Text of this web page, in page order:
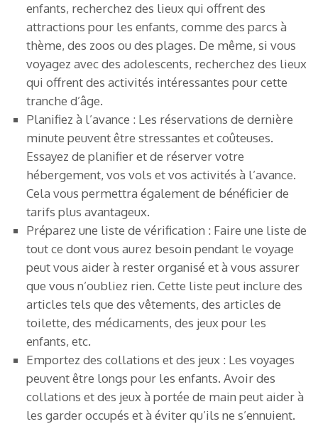
enfants, recherchez des lieux qui offrent des
attractions pour les enfants, comme des parcs à
thème, des zoos ou des plages. De même, si vous
voyagez avec des adolescents, recherchez des lieux
qui offrent des activités intéressantes pour cette
tranche d’âge.
Planifiez à l’avance : Les réservations de dernière
minute peuvent être stressantes et coûteuses.
Essayez de planifier et de réserver votre
hébergement, vos vols et vos activités à l’avance.
Cela vous permettra également de bénéficier de
tarifs plus avantageux.
Préparez une liste de vérification : Faire une liste de
tout ce dont vous aurez besoin pendant le voyage
peut vous aider à rester organisé et à vous assurer
que vous n’oubliez rien. Cette liste peut inclure des
articles tels que des vêtements, des articles de
toilette, des médicaments, des jeux pour les
enfants, etc.
Emportez des collations et des jeux : Les voyages
peuvent être longs pour les enfants. Avoir des
collations et des jeux à portée de main peut aider à
les garder occupés et à éviter qu’ils ne s’ennuient.